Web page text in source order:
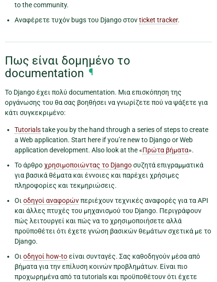
to the community.
Αναφέρετε τυχόν bugs του Django στονticket tracker.
Πως είναι δομημένο το
documentation ¶
Το Django έχει πολύ documentation. Μια επισκόπηση της
οργάνωσης του θα σας βοηθήσει να γνωρίζετε πού να ψάξετε για
κάτι συγκεκριμένο:
Tutorialstake you by the hand through a series of steps to create
a Web application. Start here if you’re new to Django or Web
application development. Also look at the «Πρώτα βήματα».
Το άρθροχρησιμοποιώντας το Djangoσυζητά επιγραμματικά
για βασικά θέματα και έννοιες και παρέχει χρήσιμες
πληροφορίες και τεκμηριώσεις.
Οι οδηγοί αναφορώνπεριέχουν τεχνικές αναφορές για τα API
και άλλες πτυχές του μηχανισμού του Django. Περιγράφουν
πώς λειτουργεί και πώς να το χρησιμοποιήσετε αλλά
προϋποθέτει ότι έχετε γνώση βασικών θεμάτων σχετικά με το
Django.
Οι οδηγοί how-toείναι συνταγές. Σας καθοδηγούν μέσα από
βήματα για την επίλυση κοινών προβλημάτων. Είναι πιο
προχωρημένα από τα tutorials και προϋποθέτουν ότι έχετε